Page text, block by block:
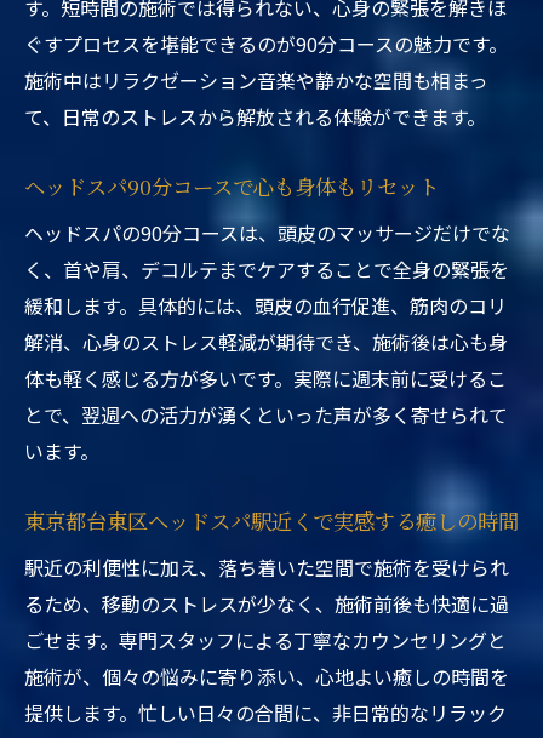
す。短時間の施術では得られない、心身の緊張を解きほ
ぐすプロセスを堪能できるのが90分コースの魅力です。
施術中はリラクゼーション音楽や静かな空間も相まっ
て、日常のストレスから解放される体験ができます。
ヘッドスパ90分コースで心も身体もリセット
ヘッドスパの90分コースは、頭皮のマッサージだけでな
く、首や肩、デコルテまでケアすることで全身の緊張を
緩和します。具体的には、頭皮の血行促進、筋肉のコリ
解消、心身のストレス軽減が期待でき、施術後は心も身
体も軽く感じる方が多いです。実際に週末前に受けるこ
とで、翌週への活力が湧くといった声が多く寄せられて
います。
東京都台東区ヘッドスパ駅近くで実感する癒しの時間
駅近の利便性に加え、落ち着いた空間で施術を受けられ
るため、移動のストレスが少なく、施術前後も快適に過
ごせます。専門スタッフによる丁寧なカウンセリングと
施術が、個々の悩みに寄り添い、心地よい癒しの時間を
提供します。忙しい日々の合間に、非日常的なリラック